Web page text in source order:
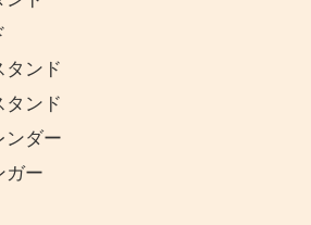
ンド
ンド
ンダー
ガー